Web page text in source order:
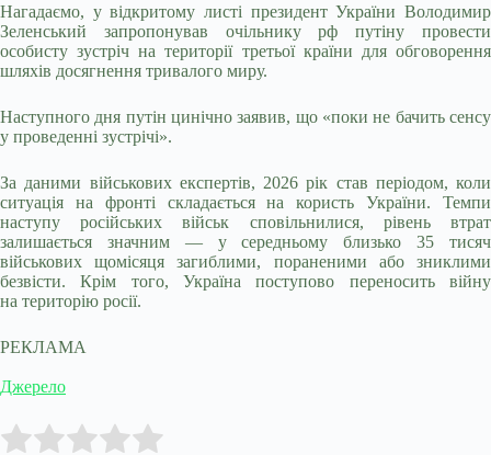
Нагадаємо, у відкритому листі президент України Володимир
Зеленський запропонував очільнику рф путіну провести
особисту зустріч на території третьої країни для обговорення
шляхів досягнення тривалого миру.
Наступного дня путін цинічно заявив, що «поки не бачить сенсу
у проведенні зустрічі».
За даними військових експертів, 2026 рік став періодом, коли
ситуація на фронті складається на користь України. Темпи
наступу російських військ сповільнилися, рівень втрат
залишається значним — у середньому близько 35 тисяч
військових щомісяця загиблими, пораненими або зниклими
безвісти. Крім того, Україна поступово переносить війну
на територію росії.
РЕКЛАМА
Джерело
Rate this item: